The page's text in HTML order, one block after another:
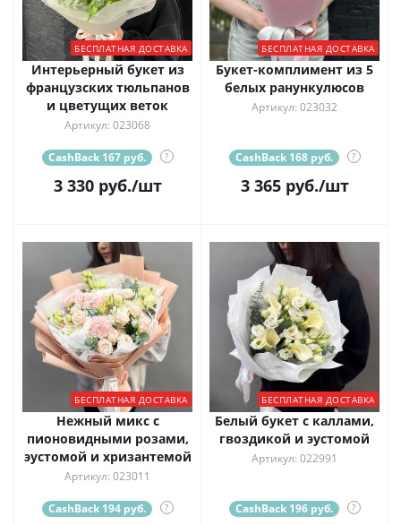
БЕСПЛАТНАЯ ДОСТАВКА
Интерьерный букет из
французских тюльпанов
и цветущих веток
Артикул: 023068
CashBack 167 руб. ?
3 330руб./шт
БЕСПЛАТНАЯ ДОСТАВКА
Букет-комплимент из 5
белых ранункулюсов
Артикул: 023032
CashBack 168 руб. ?
3 365руб./шт
БЕСПЛАТНАЯ ДОСТАВКА
Нежный микс с
пионовидными розами,
эустомой и хризантемой
Артикул: 023011
CashBack 194 руб. ?
БЕСПЛАТНАЯ ДОСТАВКА
Белый букет с каллами,
гвоздикой и эустомой
Артикул: 022991
CashBack 196 руб. ?